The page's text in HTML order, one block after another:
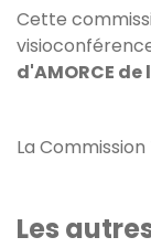
Cette
d'AMORCE
La
Les